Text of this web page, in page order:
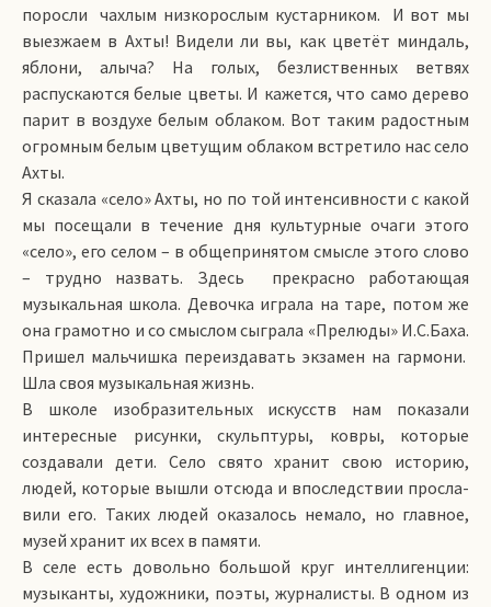
поросли чахлым низкорослым кустарником. И вот мы
выезжаем в Ахты! Видели ли вы, как цветёт миндаль,
яблони, алыча? На голых, безлиственных ветвях
распускаются белые цветы. И кажется, что само дерево
парит в воздухе белым облаком. Вот таким радостным
огромным белым цветущим облаком встретило нас село
Ахты.
Я сказала «село» Ахты, но по той интенсивности с какой
мы посещали в течение дня культурные очаги этого
«село», его селом – в общепринятом смысле этого слово
– трудно назвать. Здесь прекрасно работающая
музыкальная школа. Девочка играла на таре, потом же
она грамотно и со смыслом сыграла «Прелюды» И.С.Баха.
Пришел мальчишка переиздавать экзамен на гармони.
Шла своя музыкальная жизнь.
В школе изобразительных искусств нам показали
интересные рисунки, скульптуры, ковры, которые
создавали дети. Село свято хранит свою историю,
людей, которые вышли отсюда и впоследствии просла­-
вили его. Таких людей оказалось немало, но главное,
музей хранит их всех в памяти.
В селе есть довольно большой круг интеллигенции:
музыканты, художники, поэты, журналисты. В одном из